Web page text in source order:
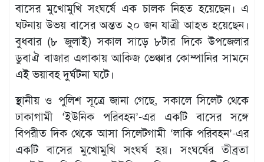
অন্যান্য
তথ্য
প্রযুক্তি
মতামত
শিল্প
আইন
আদালত
অর্থনীতি
স্বাস্থ্য
বাসের মুখোমুখি সংঘর্ষে এক চালক নিহত হয়েছেন। এ
ঘটনায় উভয় বাসের অন্তত ২০ জন যাত্রী আহত হয়েছেন।
বুধবার (৮ জুলাই) সকাল সাড়ে ৮টার দিকে উপজেলার
ডুবাঐ বাজার এলাকায় আকিজ ভেঞ্চার কোম্পানির সামনে
এই ভয়াবহ দুর্ঘটনা ঘটে।
স্থানীয় ও পুলিশ সূত্রে জানা গেছে, সকালে সিলেট থেকে
ঢাকাগামী ‘ইউনিক পরিবহন’-এর একটি বাসের সঙ্গে
বিপরীত দিক থেকে আসা সিলেটগামী ‘লাকি পরিবহন’-এর
একটি বাসের মুখোমুখি সংঘর্ষ হয়। সংঘর্ষের তীব্রতা